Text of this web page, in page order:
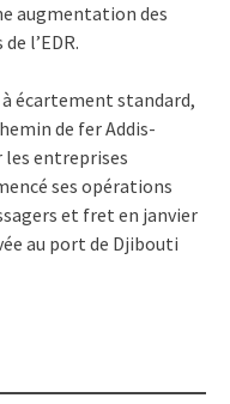
augmentation des
l’EDR.
écartement standard,
de fer Addis-
entreprises
ses opérations
et fret en janvier
au port de Djibouti